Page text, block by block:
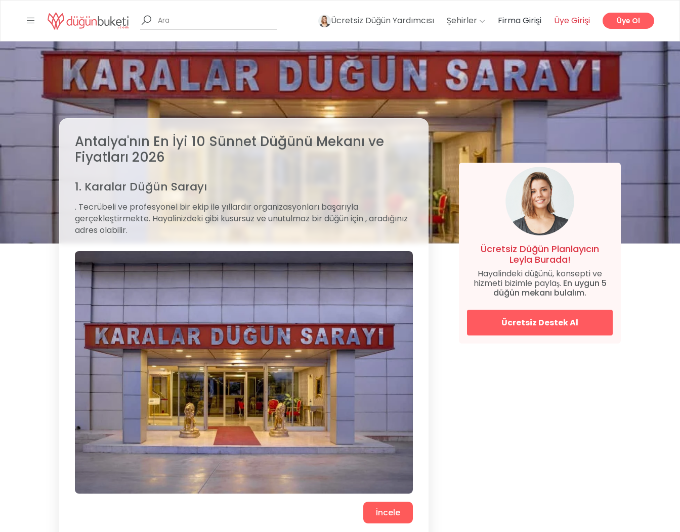
Ücretsiz Düğün Yardımcısı Şehirler Firma Girişi Üye Girişi Üye Ol
Antalya'nın En İyi 10 Sünnet Düğünü Mekanı ve
Fiyatları 2026
1. Karalar Düğün Sarayı
. Tecrübeli ve profesyonel bir ekip ile yıllardır organizasyonları başarıyla
gerçekleştirmekte. Hayalinizdeki gibi kusursuz ve unutulmaz bir düğün için , aradığınız
adres olabilir.
İncele
Ücretsiz Düğün Planlayıcın
Leyla Burada!
Hayalindeki düğünü, konsepti ve
hizmeti bizimle paylaş. En uygun 5
düğün mekanı bulalım.
Ücretsiz Destek Al